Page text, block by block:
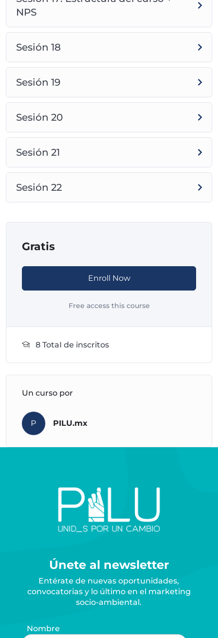
NPS
Sesión 18
Sesión 19
Sesión 20
Sesión 21
Sesión 22
Gratis
Enroll Now
Free access this course
8 TotaI de inscritos
Un curso por
P PILU.mx
Únete al newsletter
Entérate de nuevas oportunidades,
convocatorias y lo último en el marketing
socio-ambiental.
Nombre